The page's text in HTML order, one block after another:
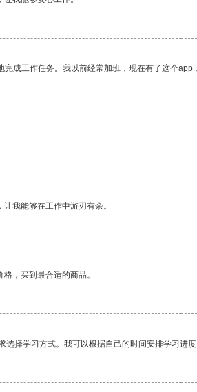
成工作任务。我以前经常加班，现在有了这个app
我能够在工作中游刃有余。
，买到最合适的商品。
择学习方式。我可以根据自己的时间安排学习进度